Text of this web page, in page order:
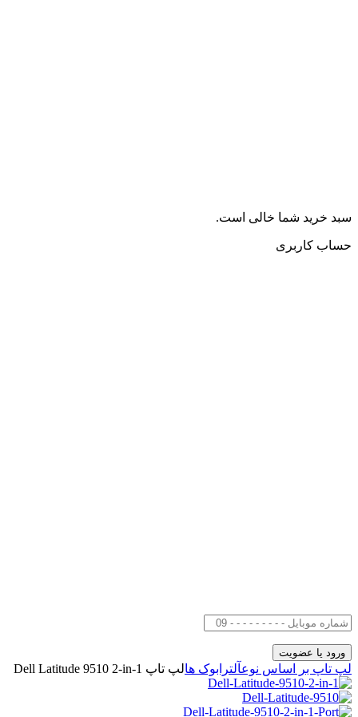
سبد خرید شما خالی است.
حساب کاربری
لپ تاپ بر اساس نوعآلترابوک هالپ تاپ Dell Latitude 9510 2-in-1